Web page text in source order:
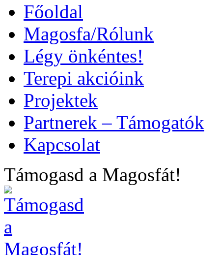
Főoldal
Magosfa/Rólunk
Légy önkéntes!
Terepi akcióink
Projektek
Partnerek – Támogatók
Kapcsolat
Támogasd a Magosfát!